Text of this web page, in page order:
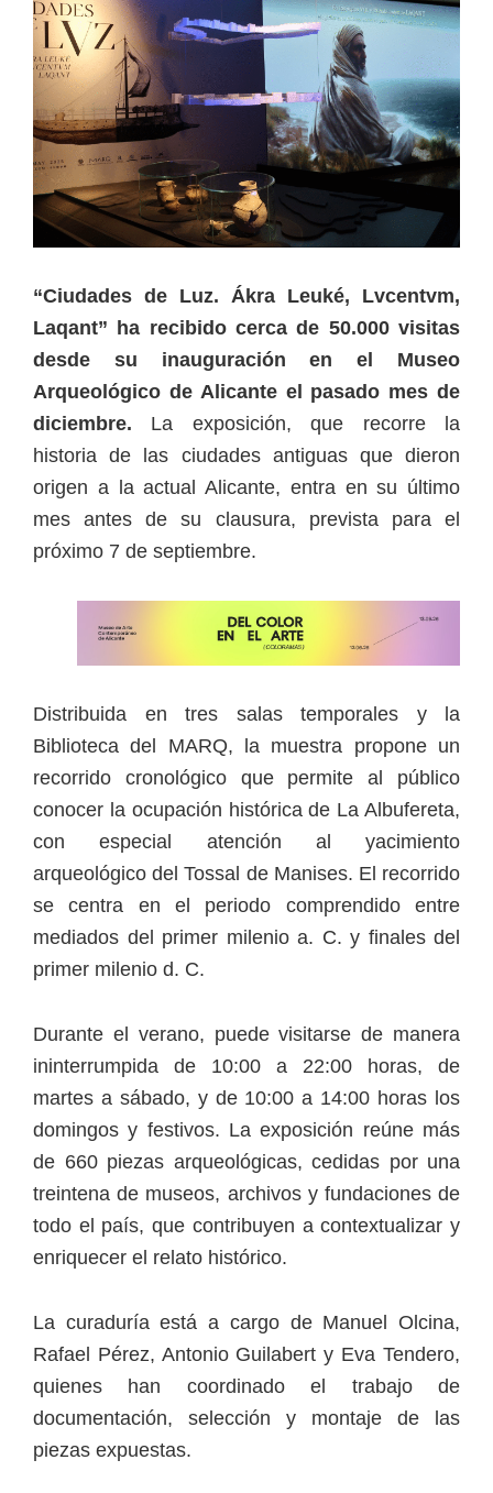
“Ciudades de Luz. Ákra Leuké, Lvcentvm,
Laqant” ha recibido cerca de 50.000 visitas
desde su inauguración en el Museo
Arqueológico de Alicante el pasado mes de
diciembre. La exposición, que recorre la
historia de las ciudades antiguas que dieron
origen a la actual Alicante, entra en su último
mes antes de su clausura, prevista para el
próximo 7 de septiembre.
Distribuida en tres salas temporales y la
Biblioteca del MARQ, la muestra propone un
recorrido cronológico que permite al público
conocer la ocupación histórica de La Albufereta,
con especial atención al yacimiento
arqueológico del Tossal de Manises. El recorrido
se centra en el periodo comprendido entre
mediados del primer milenio a. C. y finales del
primer milenio d. C.
Durante el verano, puede visitarse de manera
ininterrumpida de 10:00 a 22:00 horas, de
martes a sábado, y de 10:00 a 14:00 horas los
domingos y festivos. La exposición reúne más
de 660 piezas arqueológicas, cedidas por una
treintena de museos, archivos y fundaciones de
todo el país, que contribuyen a contextualizar y
enriquecer el relato histórico.
La curaduría está a cargo de Manuel Olcina,
Rafael Pérez, Antonio Guilabert y Eva Tendero,
quienes han coordinado el trabajo de
documentación, selección y montaje de las
piezas expuestas.